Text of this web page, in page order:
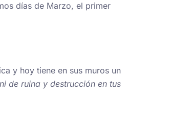
días de Marzo, el primer
y hoy tiene en sus muros un
de ruina y destrucción en tus